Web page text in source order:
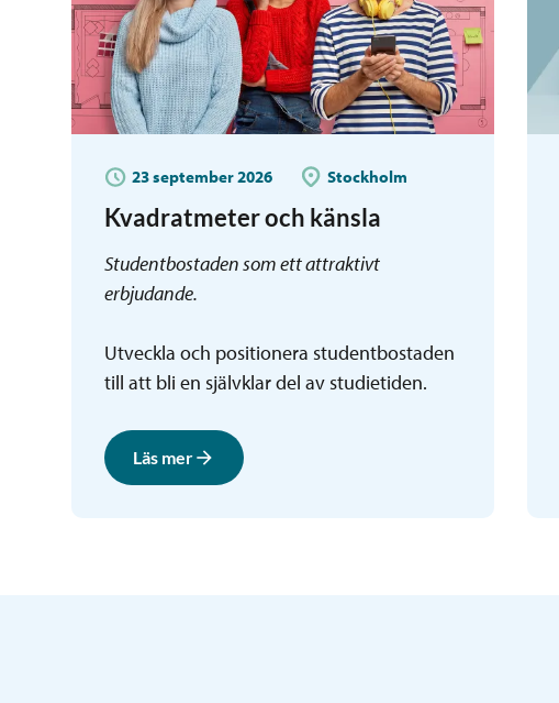
23 september 2026 Stockholm
Kvadratmeter och känsla
Studentbostaden som ett attraktivt
erbjudande.
Utveckla och positionera studentbostaden
till att bli en självklar del av studietiden.
Läs mer